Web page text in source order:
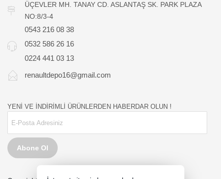
ÜÇEVLER MH. TANAY CD. ASLANTAŞ SK. PARK PLAZA
NO:8/3-4
0543 216 08 38
0532 586 26 16
0224 441 03 13
renaultdepo16@gmail.com
YENİ VE İNDİRİMLİ ÜRÜNLERDEN HABERDAR OLUN !
Abone Ol